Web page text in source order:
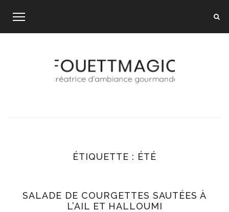
ÉTIQUETTE : ÉTÉ
SALADE DE COURGETTES SAUTÉES À
L’AIL ET HALLOUMI